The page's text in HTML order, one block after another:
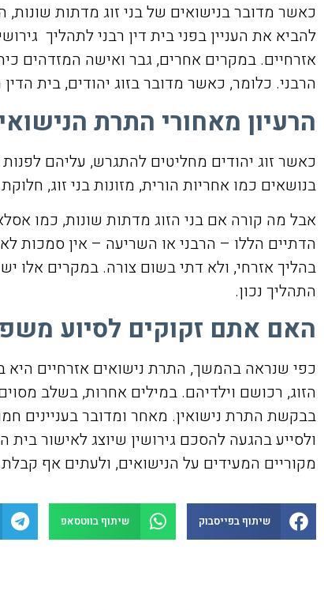
כאשר מדובר בנישואים של בני זוג מדתות שונות,
להביא את העניין בפני בית דין רבני לתהליך
אזרחיים. במקרים אחרים, גבר ואישה המזדהים
הרבני. כלומר, כאשר מדובר בזוג יהודים, בית
הרעיון מאחורי התרת
כאשר זוג יהודים מחליטים להתגרש, עליהם לפנות
בנושאים כמו אחריות הורית, מזונות בני זוג,
אבל מה קורה אם בני הזוג מדתות שונות, כמו
הדתיים הללו – הרבני או השריעה – אין סמכות
בהליך אזרחי, ולא דתי בשום צורה. במקרים אלו
התהליך נכון.
האם אתם זקוקים לסיוע
כפי שנראה בהמשך, התרת נישואים אזרחיים היא
הזוג, רכושם וילדיהם. במילים אחרות, בשלב
בבקשת התרת נישואין. מאחר ומדובר בעניינים
ולסייע בהגעה להסכם גירושין שיוצג לאישור
מקוריים המעידים על הנישואים, ולעתים אף
שיתוף בפייסבוק שיתוף בווטסאפ